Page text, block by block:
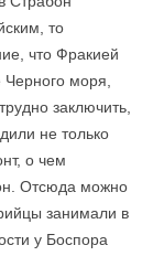
то
что Фракией
моря,
заключить,
не только
о чем
Отсюда можно
занимали в
у Боспора